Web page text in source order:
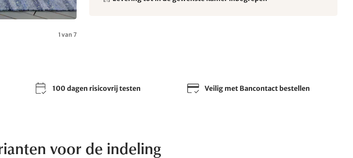
1 van 7
100 dagen risicovrij testen Veilig met Bancontact bestellen
voor de indeling